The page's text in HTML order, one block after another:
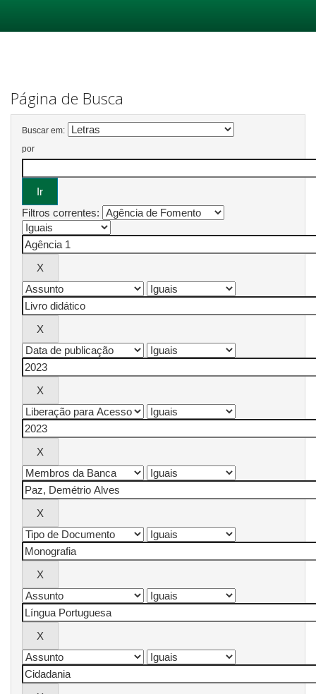
Página de Busca
Buscar em:
por
Filtros correntes: